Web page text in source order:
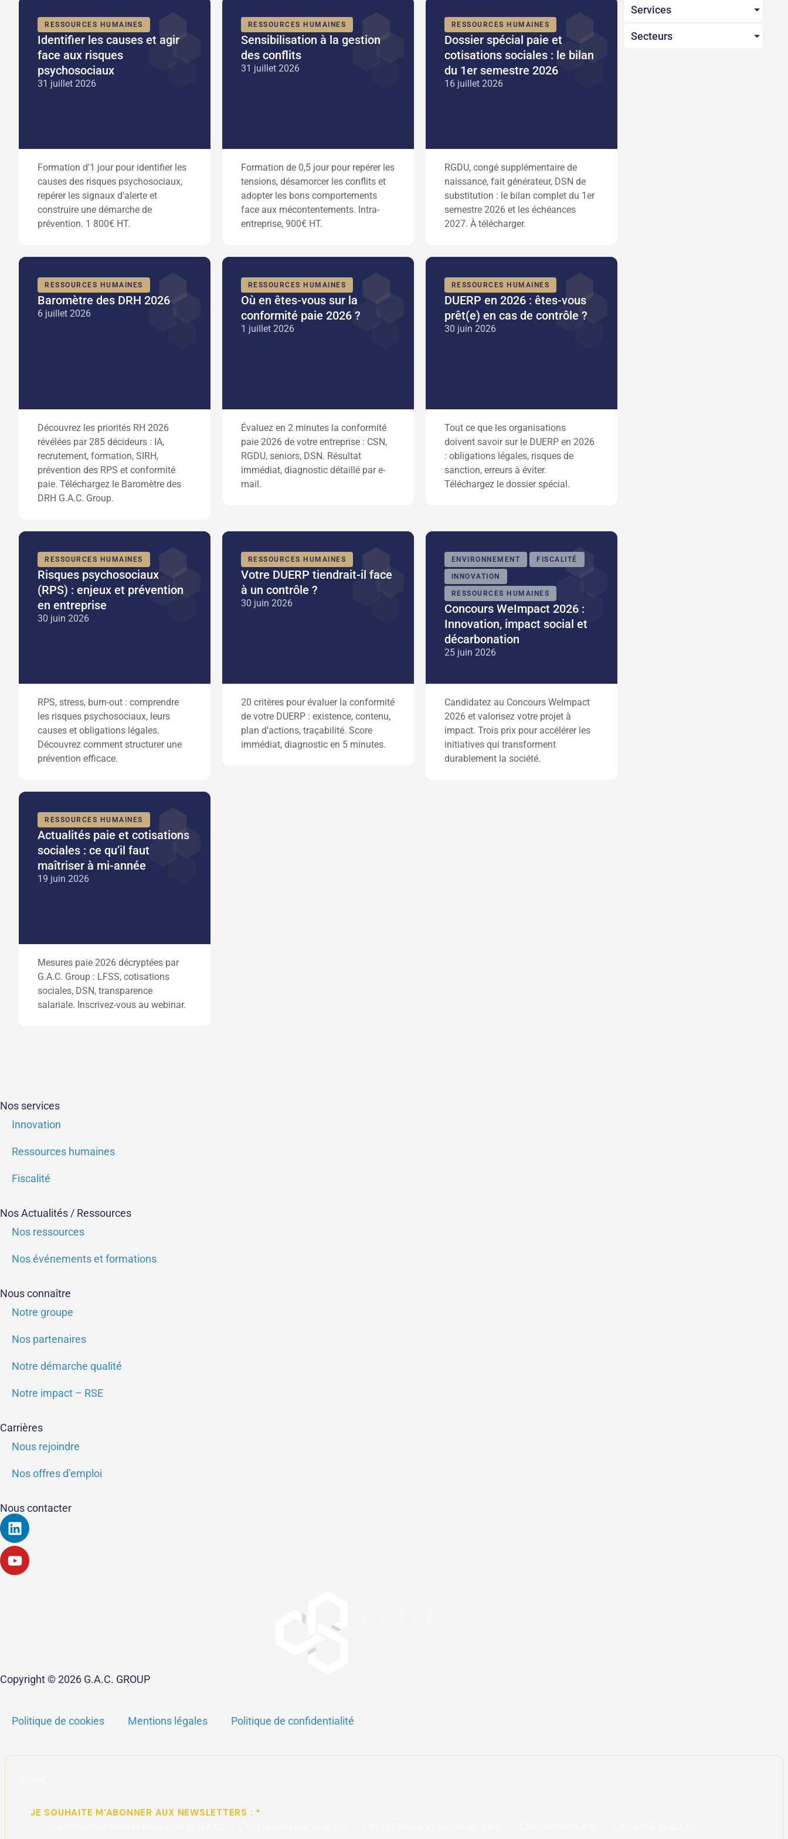
RESSOURCES HUMAINES
Identifier les causes et agir
face aux risques
psychosociaux
31 juillet 2026
Formation d'1 jour pour identifier les
causes des risques psychosociaux,
repérer les signaux d'alerte et
construire une démarche de
prévention. 1 800€ HT.
RESSOURCES HUMAINES
Sensibilisation à la gestion
des conflits
31 juillet 2026
Formation de 0,5 jour pour repérer les
tensions, désamorcer les conflits et
adopter les bons comportements
face aux mécontentements. Intra-
entreprise, 900€ HT.
RESSOURCES HUMAINES
Dossier spécial paie et
cotisations sociales : le bilan
du 1er semestre 2026
16 juillet 2026
RGDU, congé supplémentaire de
naissance, fait générateur, DSN de
substitution : le bilan complet du 1er
semestre 2026 et les échéances
2027. À télécharger.
RESSOURCES HUMAINES
Baromètre des DRH 2026
6 juillet 2026
Découvrez les priorités RH 2026
révélées par 285 décideurs : IA,
recrutement, formation, SIRH,
prévention des RPS et conformité
paie. Téléchargez le Baromètre des
DRH G.A.C. Group.
RESSOURCES HUMAINES
Où en êtes-vous sur la
conformité paie 2026 ?
1 juillet 2026
Évaluez en 2 minutes la conformité
paie 2026 de votre entreprise : CSN,
RGDU, seniors, DSN. Résultat
immédiat, diagnostic détaillé par e-
mail.
RESSOURCES HUMAINES
DUERP en 2026 : êtes-vous
prêt(e) en cas de contrôle ?
30 juin 2026
Tout ce que les organisations
doivent savoir sur le DUERP en 2026
: obligations légales, risques de
sanction, erreurs à éviter.
Téléchargez le dossier spécial.
RESSOURCES HUMAINES
Risques psychosociaux
(RPS) : enjeux et prévention
en entreprise
30 juin 2026
RPS, stress, burn-out : comprendre
les risques psychosociaux, leurs
causes et obligations légales.
Découvrez comment structurer une
prévention efficace.
RESSOURCES HUMAINES
Votre DUERP tiendrait-il face
à un contrôle ?
30 juin 2026
20 critères pour évaluer la conformité
de votre DUERP : existence, contenu,
plan d'actions, traçabilité. Score
immédiat, diagnostic en 5 minutes.
ENVIRONNEMENT FISCALITÉ
INNOVATION
RESSOURCES HUMAINES
Concours WeImpact 2026 :
Innovation, impact social et
décarbonation
25 juin 2026
Candidatez au Concours WeImpact
2026 et valorisez votre projet à
impact. Trois prix pour accélérer les
initiatives qui transforment
durablement la société.
RESSOURCES HUMAINES
Actualités paie et cotisations
sociales : ce qu’il faut
maîtriser à mi-année
19 juin 2026
Mesures paie 2026 décryptées par
G.A.C. Group : LFSS, cotisations
sociales, DSN, transparence
salariale. Inscrivez-vous au webinar.
Services
Secteurs
Nos services
Innovation
Ressources humaines
Fiscalité
Nos Actualités / Ressources
Nos ressources
Nos événements et formations
Nous connaître
Notre groupe
Nos partenaires
Notre démarche qualité
Notre impact – RSE
Carrières
Nous rejoindre
Nos offres d’emploi
Nous contacter
Linkedin
Youtube
Copyright © 2026 G.A.C. GROUP
Politique de cookies Mentions légales Politique de confidentialité